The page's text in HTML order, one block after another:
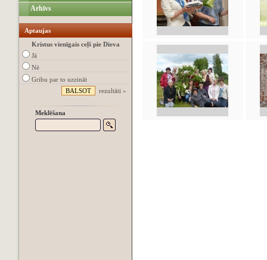
Arhīvs
Aptaujas
Kristus vienīgais ceļš pie Dieva
Jā
Nē
Gribu par to uzzināt
rezultāti »
Meklēšana